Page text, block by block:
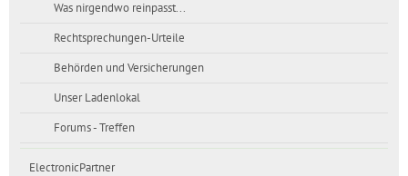
Was nirgendwo reinpasst...
Rechtsprechungen-Urteile
Behörden und Versicherungen
Unser Ladenlokal
Forums - Treffen
ElectronicPartner